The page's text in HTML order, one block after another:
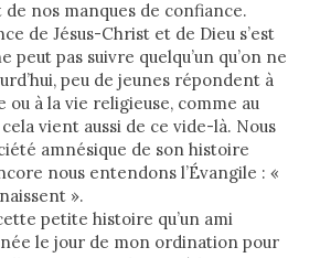
nos manques de confiance.
de Jésus-Christ et de Dieu s’est
peut pas suivre quelqu’un qu’on ne
peu de jeunes répondent à
ou à la vie religieuse, comme au
vient aussi de ce vide-là. Nous
amnésique de son histoire
nous entendons l’Évangile : «
».
petite histoire qu’un ami
le jour de mon ordination pour